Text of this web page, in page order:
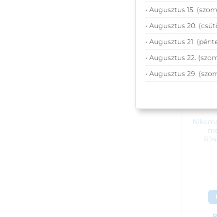
550
• Augusztus 15.
• Augusztus 20.
• Augusztus 21.
• Augusztus 22.
• Augusztus 29.